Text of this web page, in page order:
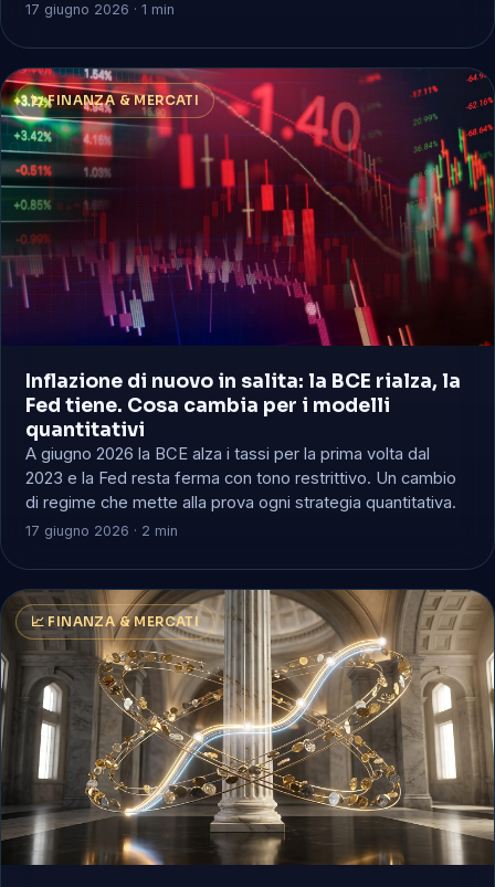
17 giugno 2026 · 1 min
📈 FINANZA & MERCATI
Inflazione di nuovo in salita: la BCE rialza, la
Fed tiene. Cosa cambia per i modelli
quantitativi
A giugno 2026 la BCE alza i tassi per la prima volta dal
2023 e la Fed resta ferma con tono restrittivo. Un cambio
di regime che mette alla prova ogni strategia quantitativa.
17 giugno 2026 · 2 min
📈 FINANZA & MERCATI